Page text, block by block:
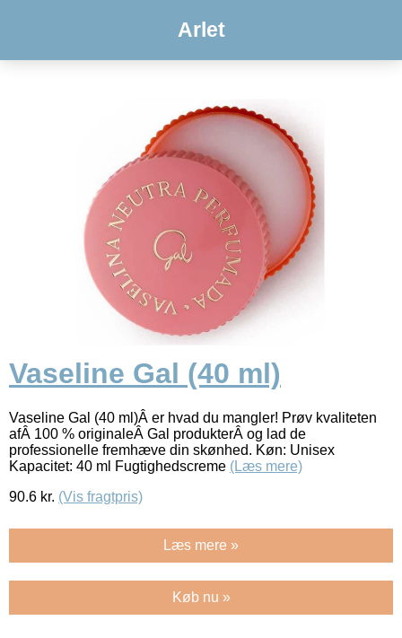
Arlet
Vaseline Gal (40 ml)
Vaseline Gal (40 ml)Â er hvad du mangler! Prøv kvaliteten
afÂ 100 % originaleÂ Gal produkterÂ og lad de
professionelle fremhæve din skønhed. Køn: Unisex
Kapacitet: 40 ml Fugtighedscreme (Læs mere)
90.6 kr. (Vis fragtpris)
Læs mere »
Køb nu »